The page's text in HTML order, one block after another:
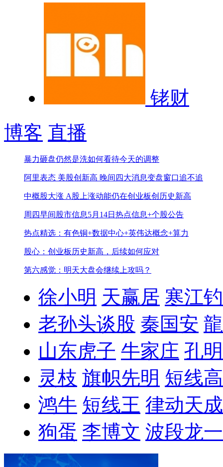
铑财
博客 直播
暴力砸盘仍然是洗如何看待今天的调整
阿里表态 美股创新高 晚间四大消息变盘窗口追不追
中概股大涨 A股上涨动能仍在创业板创历史新高
周四早间股市信息5月14日热点信息+个股公告
热点精选：有色铜+数据中心+英伟达概念+算力
股心：创业板历史新高，后续如何应对
第六感觉：明天大盘会继续上攻吗？
徐小明 天赢居 寒江
老孙头谈股 秦国安
山东虎子 牛家庄 孔
灵枝 旗帜先明 短线
鸿牛 短线王 律动天成
狗蛋 李博文 波段龙一